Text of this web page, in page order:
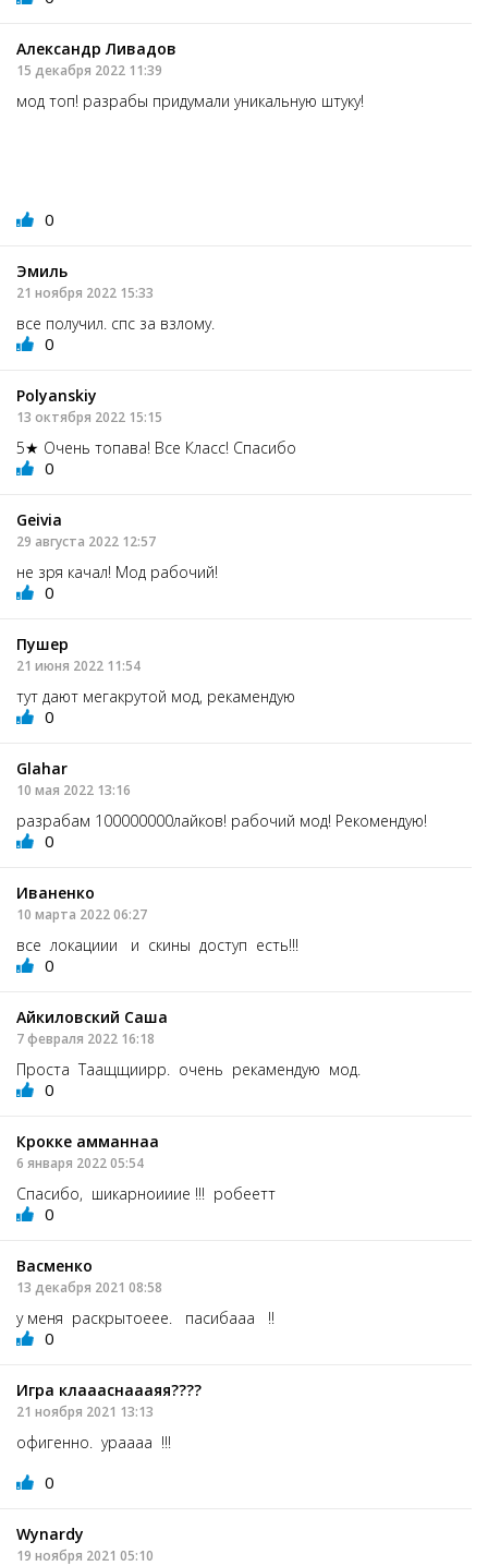
Александр Ливадов
15 декабря 2022 11:39
мод топ! разрабы придумали уникальную штуку!
0
Эмиль
21 ноября 2022 15:33
все получил. спс за взлому.
0
Polyanskiy
13 октября 2022 15:15
5★ Очень топава! Все Класс! Спасибо
0
Geivia
29 августа 2022 12:57
не зря качал! Мод рабочий!
0
Пушер
21 июня 2022 11:54
тут дают мегакрутой мод, рекамендую
0
Glahar
10 мая 2022 13:16
разрабам 100000000лайков! рабочий мод! Рекомендую!
0
Иваненко
10 марта 2022 06:27
все локациии и скины доступ есть!!!
0
Айкиловский Саша
7 февраля 2022 16:18
Проста Таащщиирр. очень рекамендую мод.
0
Крокке амманнаа
6 января 2022 05:54
Спасибо, шикарноииие !!! робеетт
0
Васменко
13 декабря 2021 08:58
у меня раскрытоеее. пасибааа !!
0
Игра клаааснаааяя????
21 ноября 2021 13:13
офигенно. ураааа !!!
0
Wynardу
19 ноября 2021 05:10